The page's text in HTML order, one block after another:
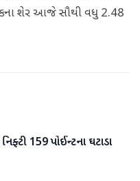
શેર આજે સૌથી વધુ 2.48
159 પોઈન્ટના ઘટાડા